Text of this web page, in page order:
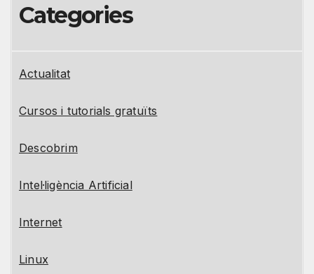
Categories
Actualitat
Cursos i tutorials gratuïts
Descobrim
Intel·ligència Artificial
Internet
Linux